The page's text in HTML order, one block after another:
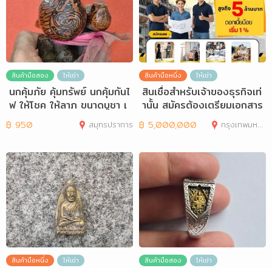
สินค้ามือสอง ให้เช่า
นกคุ้มภัย คุ้มทรัพย์ นกคุ้มกันไ
ฟ ให้โชค ให้ลาภ ขนาดบูชา เ
นื้
฿ 950 สมุทรปราการ
สินค้ามือหนึ่ง ให้เช่า
สินเชื่อสำหรับเจ้าของธุรกิจเท่
านั้น สมัครต้องเตรียมเอกสาร
อะ
฿ 5,000,000 กรุงเทพมหานคร
สินค้ามือหนึ่ง ให้เช่า สินค้ามือสอง ให้เช่า